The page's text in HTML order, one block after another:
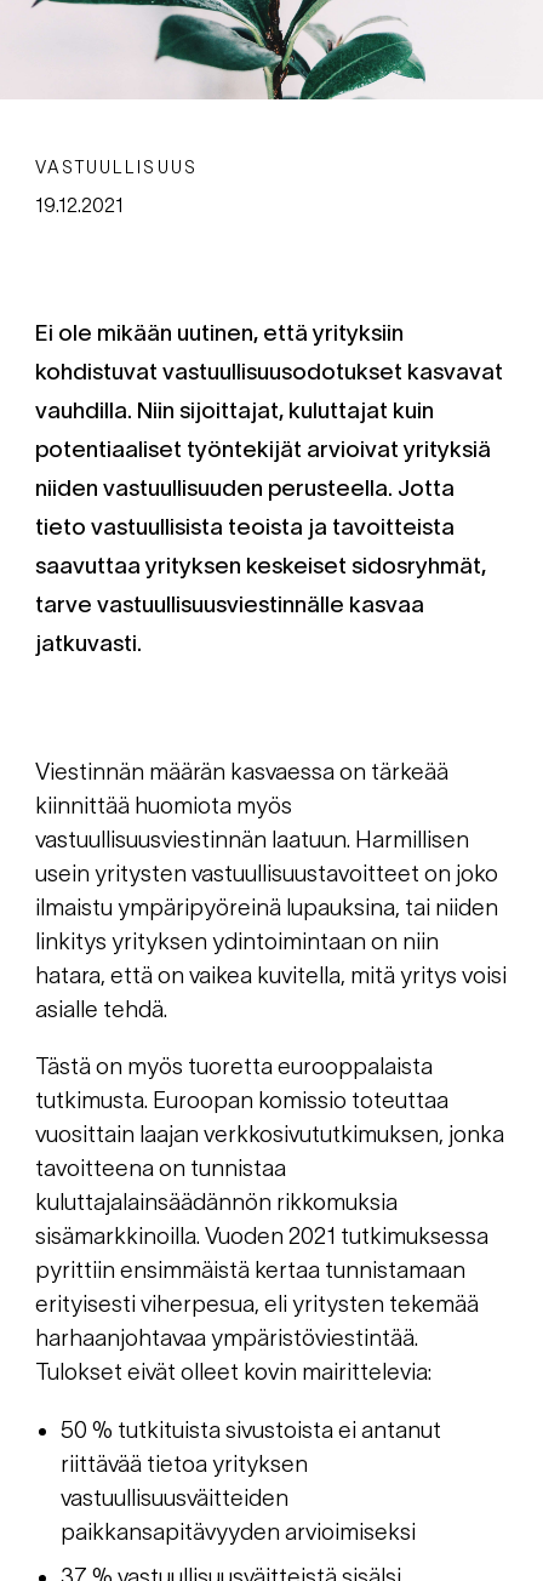
VASTUULLISUUS
19.12.2021
Ei ole mikään uutinen, että yrityksiin
kohdistuvat vastuullisuusodotukset kasvavat
vauhdilla. Niin sijoittajat, kuluttajat kuin
potentiaaliset työntekijät arvioivat yrityksiä
niiden vastuullisuuden perusteella. Jotta
tieto vastuullisista teoista ja tavoitteista
saavuttaa yrityksen keskeiset sidosryhmät,
tarve vastuullisuusviestinnälle kasvaa
jatkuvasti.
Viestinnän määrän kasvaessa on tärkeää
kiinnittää huomiota myös
vastuullisuusviestinnän laatuun. Harmillisen
usein yritysten vastuullisuustavoitteet on joko
ilmaistu ympäripyöreinä lupauksina, tai niiden
linkitys yrityksen ydintoimintaan on niin
hatara, että on vaikea kuvitella, mitä yritys voisi
asialle tehdä.
Tästä on myös tuoretta eurooppalaista
tutkimusta. Euroopan komissio toteuttaa
vuosittain laajan verkkosivututkimuksen, jonka
tavoitteena on tunnistaa
kuluttajalainsäädännön rikkomuksia
sisämarkkinoilla. Vuoden 2021 tutkimuksessa
pyrittiin ensimmäistä kertaa tunnistamaan
erityisesti viherpesua, eli yritysten tekemää
harhaanjohtavaa ympäristöviestintää.
Tulokset eivät olleet kovin mairittelevia:
50 % tutkituista sivustoista ei antanut
riittävää tietoa yrityksen
vastuullisuusväitteiden
paikkansapitävyyden arvioimiseksi